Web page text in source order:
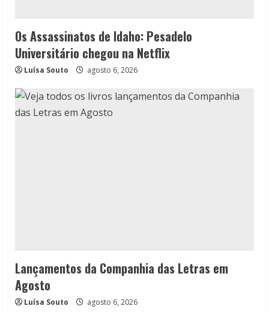
Os Assassinatos de Idaho: Pesadelo
Universitário chegou na Netflix
Luísa Souto agosto 6, 2026
Lançamentos da Companhia das Letras em
Agosto
Luísa Souto agosto 6, 2026